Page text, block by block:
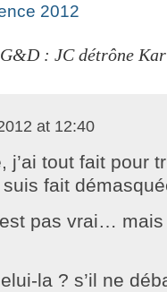
2012
: JC détrône
at 12:40
j’ai tout fait pour
fait
pas vrai… mais
la ? s’il ne